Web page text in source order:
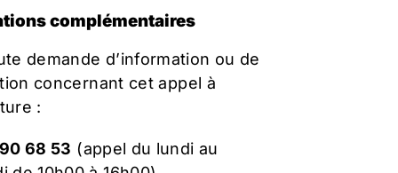
complémentaires
demande d’information ou de
concernant cet appel à
:
68 53 (appel du lundi au